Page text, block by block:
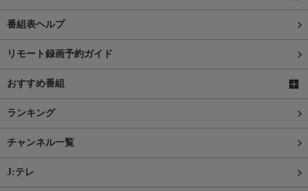
番組表ヘルプ
リモート録画予約ガイド
おすすめ番組
ランキング
チャンネル一覧
J:テレ